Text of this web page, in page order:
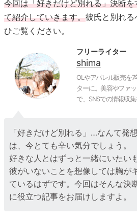
今回は「好きだけど別れる」決断
て紹介していきます。彼氏と別れ
ひご覧ください。
フリーライター
shima
OLやアパレル販売を
ターに。美容やファ
で、SNSでの情報収集
「好きだけど別れる」…なんて発
は、今とても辛い気分でしょう。
好きな人とはずっと一緒にいたい
彼がいないことを想像しては胸が
ているはずです。今回はそんな決
に役立つ記事をお届けしますよ。